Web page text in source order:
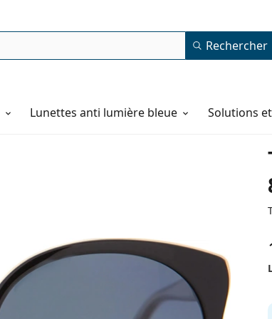
Rechercher
Lunettes anti lumière bleue Solutions